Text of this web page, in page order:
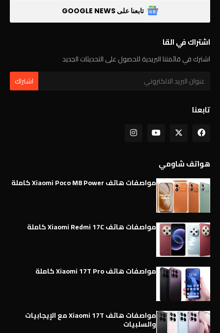
تابعنا على GOOGLE NEWS
اشتراك في القا
اشترك في قائمتنا البريدية للحصول على التحديثات الجديد
تابعنا
هواتف شاومي
مواصفات هاتف Xiaomi Poco M8 Power كاملة
مواصفات هاتف Xiaomi Redmi 17C كاملة
مواصفات هاتف Xiaomi 17T Pro كاملة
مواصفات هاتف Xiaomi 17T مع الإيجابيات
والسلبيات